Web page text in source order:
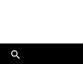
search